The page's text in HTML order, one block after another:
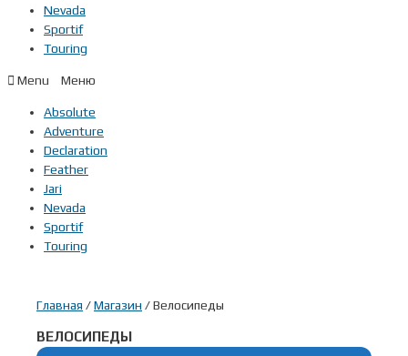
Nevada
Sportif
Touring
Menu
Absolute
Adventure
Declaration
Feather
Jari
Nevada
Sportif
Touring
Главная /Магазин / Велосипеды
ВЕЛОСИПЕДЫ